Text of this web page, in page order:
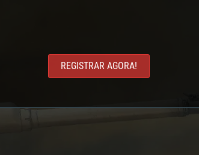
REGISTRAR AGORA!